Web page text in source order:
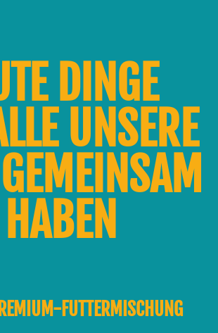
DINGE
UNSERE
HABEN
FUTTERMISCHUNG